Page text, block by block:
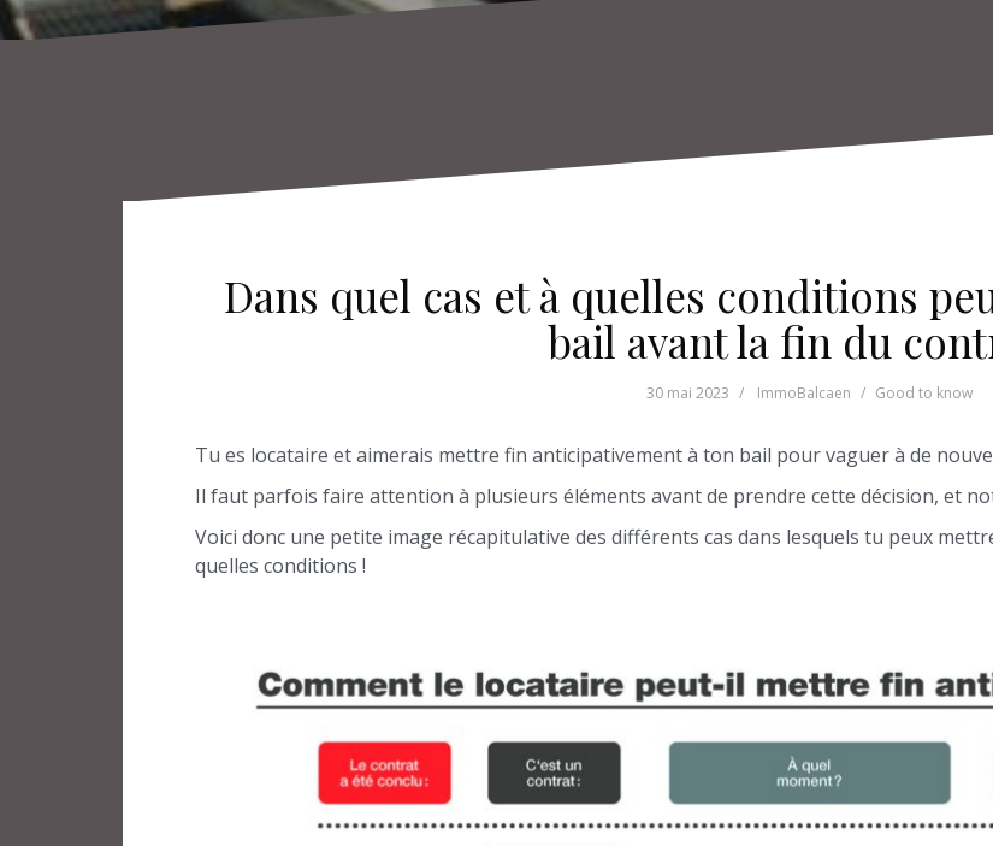
Dans quel cas et à quelles conditions
bail avant la fin du
30 mai 2023 ImmoBalcaen Good to know
Tu es locataire et aimerais mettre fin anticipativement à ton bail pour vaguer à de
Il faut parfois faire attention à plusieurs éléments avant de prendre cette décision, et
Voici donc une petite image récapitulative des différents cas dans lesquels tu peux
quelles conditions !